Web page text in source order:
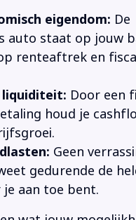
eigendom: De
auto staat op jouw
renteaftrek en
liquiditeit: Door een
houd je
Geen
gedurende de
je aan toe bent.